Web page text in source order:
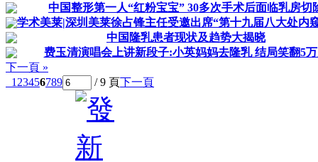
中国整形第一人“红粉宝宝” 30多次手术后面临乳房切
学术美莱|深圳美莱徐占锋主任受邀出席“第十九届八大处内
中国隆乳患者现状及趋势大揭晓
费玉清演唱会上讲新段子:小英妈妈去隆乳 结局笑翻5
下一頁 »
1 23456789 / 9 頁下一頁